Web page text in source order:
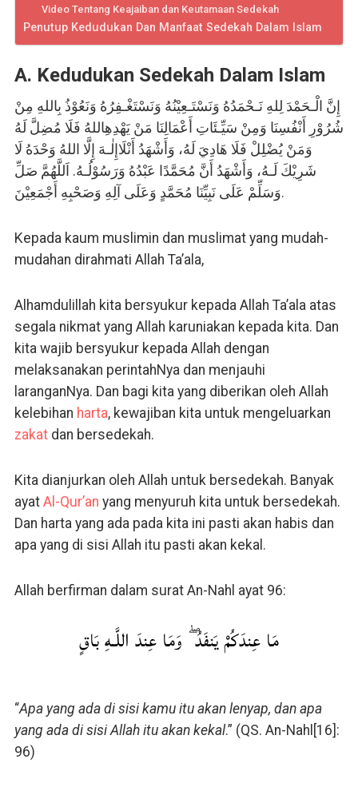
Video Tentang Keajaiban dan Keutamaan Sedekah
Penutup Kedudukan Dan Manfaat Sedekah Dalam Islam
A. Kedudukan Sedekah Dalam Islam
إِنَّ الْـحَمْدَ لِلهِ نَـحْمَدُهُ وَنَسْتَـعِيْنُهُ وَنَسْتَغْـفِرُهُ وَنَعُوْذُ بِاللهِ مِنْ
شُرُوْرِ أَنْفُسِنَا وَمِنْ سَيِّـئَاتِ أَعْمَالِنَا مَنْ يَهْدِهِاللهُ فَلَا مُضِلَّ لَهُ
وَمَنْ يُضْلِلْ فَلَا هَادِيَ لَهُ، وَأَشْهَدُ أَنْلَاإِلٰـهَ إِلَّا اللهُ وَحْدَهُ لَا
شَرِيْكَ لَـهُ، وَأَشْهَدُ أَنَّ مُحَمَّدًا عَبْدُهُ وَرَسُوْلُـهُ. اَللَّهُمَّ صَلِّ
وَسَلِّمْ عَلَى نَبِيِّنَا مُحَمَّدٍ وَعَلَى آلِهِ وَصَحْبِهِ أَجْمَعِيْنَ.
Kepada kaum muslimin dan muslimat yang mudah-
mudahan dirahmati Allah Ta’ala,
Alhamdulillah kita bersyukur kepada Allah Ta’ala atas
segala nikmat yang Allah karuniakan kepada kita. Dan
kita wajib bersyukur kepada Allah dengan
melaksanakan perintahNya dan menjauhi
laranganNya. Dan bagi kita yang diberikan oleh Allah
kelebihan harta, kewajiban kita untuk mengeluarkan
zakatdan bersedekah.
Kita dianjurkan oleh Allah untuk bersedekah. Banyak
ayat Al-Qur’an yang menyuruh kita untuk bersedekah.
Dan harta yang ada pada kita ini pasti akan habis dan
apa yang di sisi Allah itu pasti akan kekal.
Allah berfirman dalam surat An-Nahl ayat 96:
مَا عِندَكُمْ يَنفَدُ ۖ وَمَا عِندَ اللَّـهِ بَاقٍ
“Apa yang ada di sisi kamu itu akan lenyap, dan apa
yang ada di sisi Allah itu akan kekal.” (QS. An-Nahl[16]:
96)